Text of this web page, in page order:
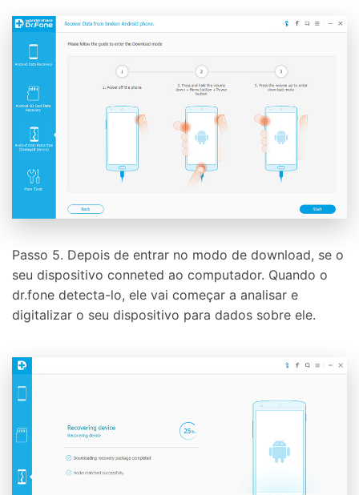
Passo 5. Depois de entrar no modo de download, se o
seu dispositivo conneted ao computador. Quando o
dr.fone detecta-lo, ele vai começar a analisar e
digitalizar o seu dispositivo para dados sobre ele.